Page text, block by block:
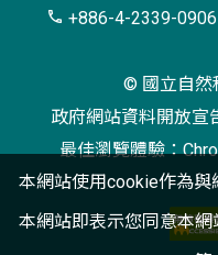
區
+886-4-2339-0906
© 國立自然
政府網站資料開放宣
最佳瀏覽體驗：
本網站使用cookie作為
本網站即表示您同意本